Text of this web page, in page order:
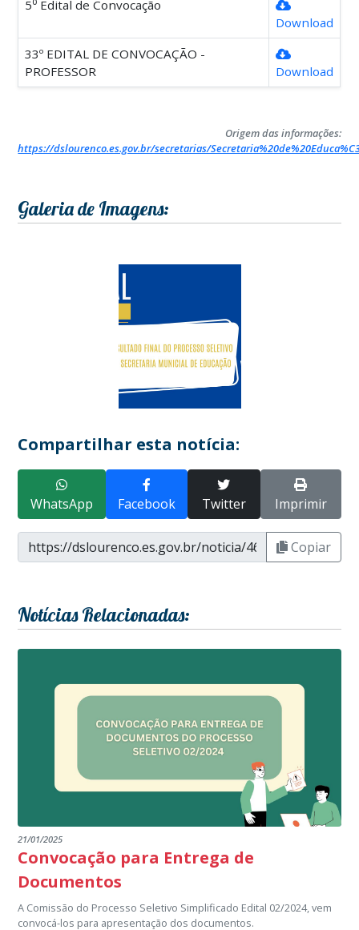
5⁰ Edital de Convocação
Download
33º EDITAL DE CONVOCAÇÃO -
PROFESSOR
Download
Origem das informações:
https://dslourenco.es.gov.br/secretarias/
Galeria de Imagens:
Compartilhar esta notícia:
WhatsApp Facebook Twitter Imprimir
Copiar
Notícias Relacionadas:
21/01/2025
Convocação para Entrega de
Documentos
A Comissão do Processo Seletivo Simplificado Edital 02/2024, vem
convocá-los para apresentação dos documentos.